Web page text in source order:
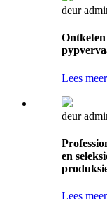
deur
Lees meer
deur
en
Lees meer